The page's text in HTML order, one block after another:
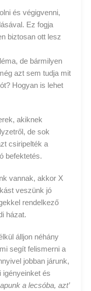
és végigvenni,
Ez fogja
biztosan ott lesz
de bármilyen
azt sem tudja mit
Hogyan is lehet
akiknek
de sok
csiripelték a
befektetés.
vannak, akkor X
veszünk jó
rendelkező
házat.
álljon néhány
segít felismerni a
jobban járunk,
igényeinket és
a lecsóba, azt’